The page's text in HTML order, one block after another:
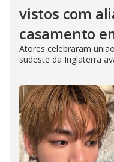
vistos com
casamento
Atores celebraram
sudeste da Inglaterra